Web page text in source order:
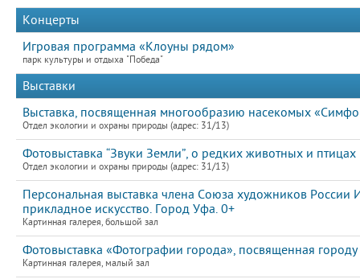
Концерты
Игровая программа «Клоуны рядом»
парк культуры и отдыха "Победа"
Выставки
Выставка, посвященная многообразию насекомых
Отдел экологии и охраны природы (адрес: 31/13)
Фотовыставка “Звуки Земли”, о редких животных и
Отдел экологии и охраны природы (адрес: 31/13)
Персональная выставка члена Союза художников России
прикладное искусство. Город Уфа. 0+
Картинная галерея, большой зал
Фотовыставка «Фотографии города», посвященная
Картинная галерея, малый зал